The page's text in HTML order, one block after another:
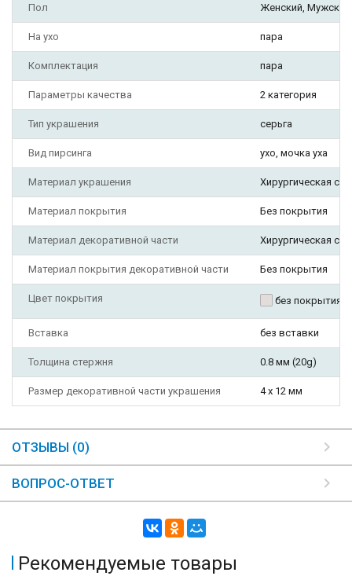
Пол Женский, Мужской
На ухо пара
Комплектация пара
Параметры качества 2 категория
Тип украшения серьга
Вид пирсинга ухо, мочка уха
Материал украшения Хирургическая
Материал покрытия Без покрытия
Материал декоративной части Хирургическая
Материал покрытия декоративной части Без покрытия
Цвет покрытия без покрытия
Вставка без вставки
Толщина стержня 0.8 мм (20g)
Размер декоративной части украшения 4 х 12 мм
ОТЗЫВЫ (0)
ВОПРОС-ОТВЕТ
Рекомендуемые товары